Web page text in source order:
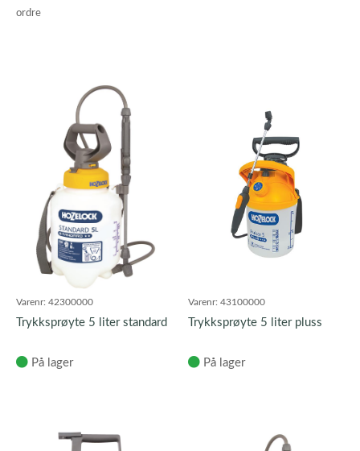
Varenr: 42300000
Trykksprøyte 5 liter standard
På lager
Varenr: 43100000
Trykksprøyte 5 liter pluss
På lager